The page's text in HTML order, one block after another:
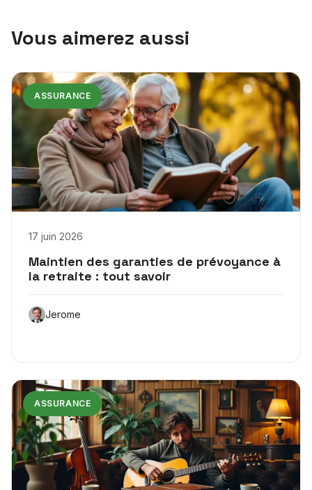
Vous aimerez aussi
ASSURANCE
17 juin 2026
Maintien des garanties de prévoyance à
la retraite : tout savoir
Jerome
ASSURANCE